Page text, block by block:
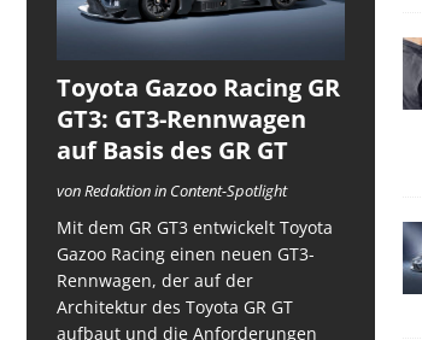
Toyota Gazoo Racing GR
GT3: GT3-Rennwagen
auf Basis des GR GT
von Redaktion in Content-Spotlight
Mit dem GR GT3 entwickelt Toyota
Gazoo Racing einen neuen GT3-
Rennwagen, der auf der
Architektur des Toyota GR GT
aufbaut und die Anforderungen